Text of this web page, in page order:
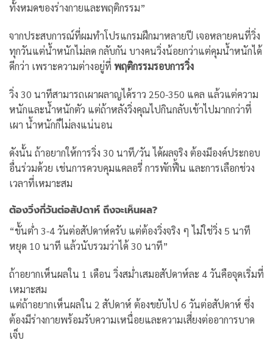
ทั้งหมดของร่างกายและพฤติกรรม”
จากประสบการณ์ที่ผมทำโปรแกรมฝึกมาหลายปี เจอหลายคนที่วิ่ง
ทุกวันแต่น้ำหนักไม่ลด กลับกัน บางคนวิ่งน้อยกว่าแต่คุมน้ำหนักได้
ดีกว่า เพราะความต่างอยู่ที่ พฤติกรรมรอบการวิ่ง
วิ่ง 30 นาทีสามารถเผาผลาญได้ราว 250-350 แคล แล้วแต่ความ
หนักและน้ำหนักตัว แต่ถ้าหลังวิ่งคุณไปกินกลับเข้าไปมากกว่าที่
เผา น้ำหนักก็ไม่ลงแน่นอน
ดังนั้น ถ้าอยากให้การวิ่ง 30 นาที/วัน ได้ผลจริง ต้องมีองค์ประกอบ
อื่นร่วมด้วย เช่นการควบคุมแคลอรี่ การพักฟื้น และการเลือกช่วง
เวลาที่เหมาะสม
ต้องวิ่งกี่วันต่อสัปดาห์ ถึงจะเห็นผล?
“ขั้นต่ำ 3-4 วันต่อสัปดาห์ครับ แต่ต้องวิ่งจริง ๆ ไม่ใช่วิ่ง 5 นาที
หยุด 10 นาที แล้วนับรวมว่าได้ 30 นาที”
ถ้าอยากเห็นผลใน 1 เดือน วิ่งสม่ำเสมอสัปดาห์ละ 4 วันคือจุดเริ่มที่
เหมาะสม
แต่ถ้าอยากเห็นผลใน 2 สัปดาห์ ต้องขยับไป 6 วันต่อสัปดาห์ ซึ่ง
ต้องมีร่างกายพร้อมรับความเหนื่อยและความเสี่ยงต่ออาการบาด
เจ็บ